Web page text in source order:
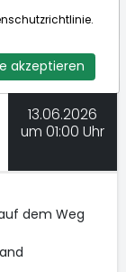
13.06.2026
um 01:00 Uhr
dem Weg
.
akzeptieren